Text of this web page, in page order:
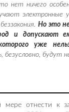
нет ничего
электронные
Но это
и допускают
уже
будут
отнести к